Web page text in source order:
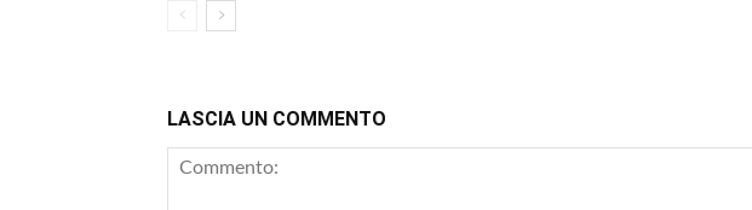
LASCIA UN COMMENTO